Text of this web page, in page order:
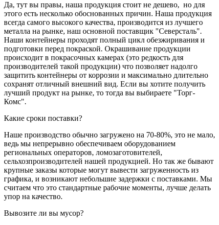
Да, тут вы правы, наша продукция стоит не дешево, но для
этого есть несколько обоснованных причин. Наша продукция
всегда самого высокого качества, производится из лучшего
металла на рынке, наш основной поставщик "Северсталь".
Наши контейнеры проходят полный цикл обезжиривания и
подготовки перед покраской. Окрашивание продукции
происходит в покрасочных камерах (это редкость для
производителей такой продукции) что позволяет надолго
защитить контейнеры от коррозии и максимально длительно
сохранят отличный внешний вид. Если вы хотите получить
лучший продукт на рынке, то тогда вы выбираете "Торг-
Комс".
Какие сроки поставки?
Наше производство обычно загружено на 70-80%, это не мало,
ведь мы непрерывно обеспечиваем оборудованием
региональных операторов, ломозаготовителей,
сельхозпроизводителей нашей продукцией. Но так же бывают
крупные заказы которые могут вывести загруженность из
графика, и возникают небольшие задержки с поставками. Мы
считаем что это стандартные рабочие моменты, лучше делать
упор на качество.
Вывозите ли вы мусор?